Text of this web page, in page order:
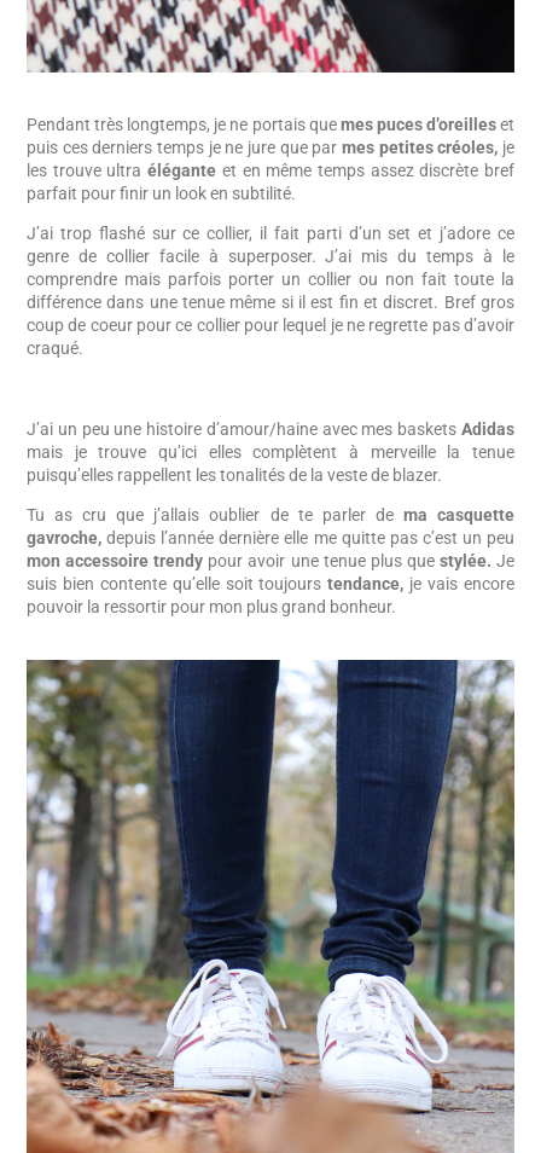
Pendant très longtemps, je ne portais quemes puces d’oreilleset
puis ces derniers temps je ne jure que par mes petitescréoles, je
les trouve ultraélégante et en même temps assez discrète bref
parfait pour finir un look en subtilité.
J’ai trop flashé sur ce collier, il fait parti d’un set et j’adore ce
genre de collier facile à superposer. J’ai mis du temps à le
comprendre mais parfois porter un collier ou non fait toute la
différence dans une tenue même si il est fin et discret. Bref gros
coup de coeur pour ce collier pour lequel je ne regrette pas d’avoir
craqué.
J’ai un peu une histoire d’amour/haine avec mes baskets Adidas
mais je trouve qu’ici elles complètent à merveille la tenue
puisqu’elles rappellent les tonalités de la veste de blazer.
Tu as cru que j’allais oublier de te parler de ma casquette
gavroche, depuis l’année dernière elle me quitte pas c’est un peu
mon accessoire trendy pour avoir une tenue plus que stylée. Je
suis bien contente qu’elle soit toujourstendance, je vais encore
pouvoir la ressortir pour mon plus grand bonheur.